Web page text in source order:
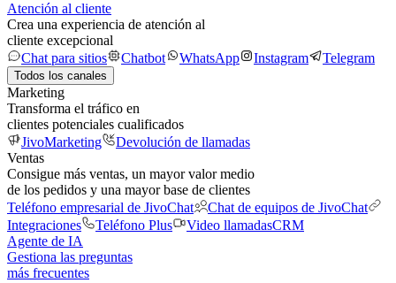
Atención al cliente
Crea una experiencia de atención al
cliente excepcional
Chat para sitios
Chatbot WhatsApp Instagram Telegram
Todos los canales
Marketing
Transforma el tráfico en
clientes potenciales cualificados
JivoMarketing
Devolución de llamadas
Ventas
Consigue más ventas, un mayor valor medio
de los pedidos y una mayor base de clientes
Teléfono empresarial de JivoChat
Chat de equipos de JivoChat
Integraciones
Teléfono Plus Video llamadasCRM
Agente de IA
Gestiona las preguntas
más frecuentes